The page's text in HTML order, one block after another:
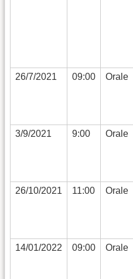
26/7/2021 09:00 Orale
3/9/2021
9:00 Orale
26/10/2021
11:00 Orale
14/01/2022
09:00 Orale